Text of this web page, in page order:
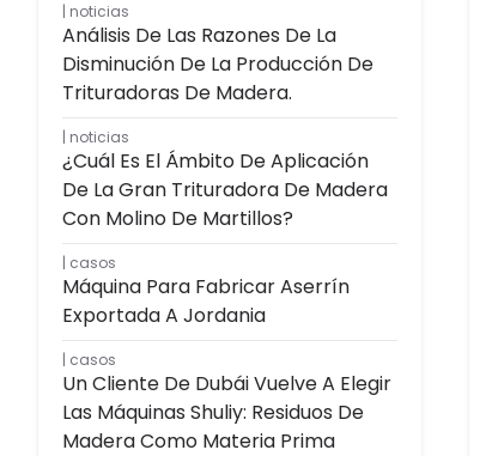
noticias
Análisis De Las Razones De La
Disminución De La Producción De
Trituradoras De Madera.
noticias
¿Cuál Es El Ámbito De Aplicación
De La Gran Trituradora De Madera
Con Molino De Martillos?
casos
Máquina Para Fabricar Aserrín
Exportada A Jordania
casos
Un Cliente De Dubái Vuelve A Elegir
Las Máquinas Shuliy: Residuos De
Madera Como Materia Prima